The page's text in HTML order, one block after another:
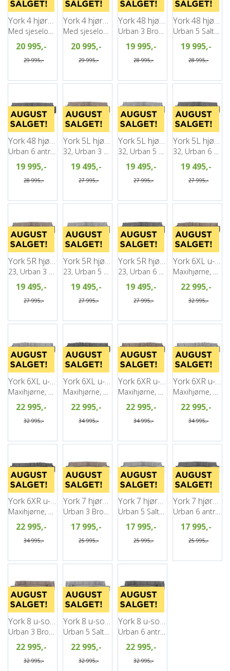
York 4 hjørnesofa, PG2
Med sjeselong, Venstre, Urban 5
20 995,-
29 995,-
York 4 hjørnesofa, PG2
Med sjeselong, Venstre, Urban 6
20 995,-
29 995,-
York 48 hjørnesofa, PG2
Urban 3 Brown
19 995,-
28 995,-
York 48 hjørnesofa, PG2
Urban 5 Salt&Pepper
19 995,-
28 995,-
York 48 hjørnesofa, PG2
19 995,-
28 995,-
York 5L hjørnesofa, PG2
19 495,-
27 995,-
York 5L hjørnesofa, PG2
19 495,-
27 995,-
York 5L hjørnesofa, PG2
19 495,-
27 995,-
York 5R hjørnesofa, PG2
19 495,-
27 995,-
York 5R hjørnesofa, PG2
19 495,-
27 995,-
York 5R hjørnesofa, PG2
19 495,-
27 995,-
York 6XL u-sofa, PG2
22 995,-
32 995,-
York 6XL u-sofa, PG2
22 995,-
32 995,-
York 6XL u-sofa, PG2
22 995,-
34 995,-
York 6XR u-sofa, PG2
22 995,-
34 995,-
York 6XR u-sofa, PG2
22 995,-
34 995,-
York 6XR u-sofa, PG2
Maxihjørne, Høyre, Urban 6 antrazite
22 995,-
34 995,-
York 7 hjørnesofa, PG2
Urban 3 Brown
17 995,-
25 995,-
York 7 hjørnesofa, PG2
Urban 5 Salt&Pepper
17 995,-
25 995,-
York 7 hjørnesofa, PG2
Urban 6 antrazite
17 995,-
25 995,-
York 8 u-sofa, PG2
Urban 3 Brown
22 995,-
32 995,-
York 8 u-sofa, PG2
Urban 5 Salt&Pepper
22 995,-
32 995,-
York 8 u-sofa, PG2
Urban 6 antrazite
22 995,-
32 995,-